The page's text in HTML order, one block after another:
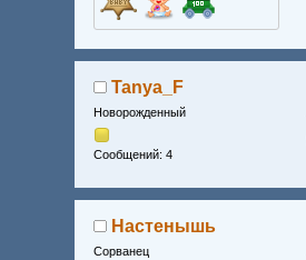
Tanya_F
Новорожденный
Сообщений: 4
Настенышь
Сорванец